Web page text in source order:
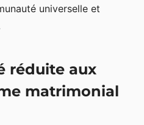
universelle et
réduite aux
matrimonial